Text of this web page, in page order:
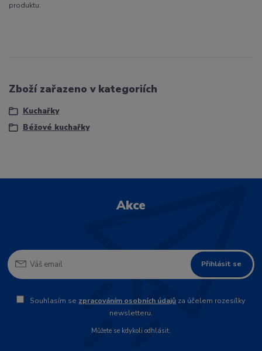
produktu:
Zboží zařazeno v kategoriích
Kuchařky
Béžové kuchařky
Akce
Přihlásit se
Souhlasím se zpracováním osobních údajů za účelem rozesílky
newsletteru.
Můžete se kdykoli odhlásit.